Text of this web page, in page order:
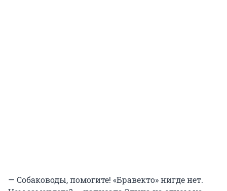
— Собаководы, помогите! «Бравекто» нигде нет.